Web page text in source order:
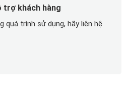
trợ khách hàng
quá trình sử dụng, hãy liên hệ